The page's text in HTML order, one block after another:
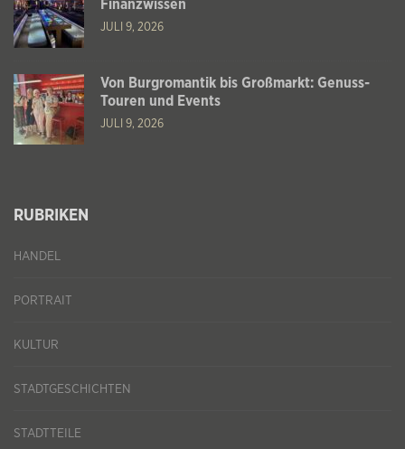
Finanzwissen
JULI 9, 2026
Von Burgromantik bis Großmarkt: Genuss-
Touren und Events
JULI 9, 2026
RUBRIKEN
HANDEL
PORTRAIT
KULTUR
STADTGESCHICHTEN
STADTTEILE